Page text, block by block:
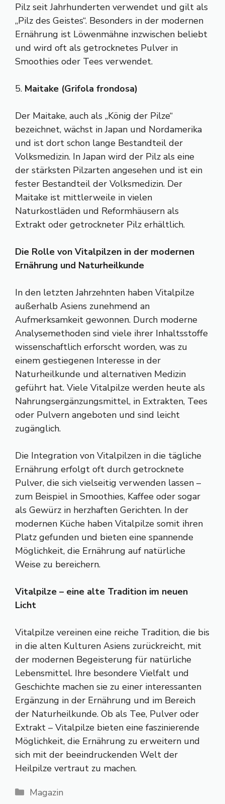
Pilz seit Jahrhunderten verwendet und gilt als
„Pilz des Geistes“. Besonders in der modernen
Ernährung ist Löwenmähne inzwischen beliebt
und wird oft als getrocknetes Pulver in
Smoothies oder Tees verwendet.
5. Maitake (Grifola frondosa)
Der Maitake, auch als „König der Pilze“
bezeichnet, wächst in Japan und Nordamerika
und ist dort schon lange Bestandteil der
Volksmedizin. In Japan wird der Pilz als eine
der stärksten Pilzarten angesehen und ist ein
fester Bestandteil der Volksmedizin. Der
Maitake ist mittlerweile in vielen
Naturkostläden und Reformhäusern als
Extrakt oder getrockneter Pilz erhältlich.
Die Rolle von Vitalpilzen in der modernen
Ernährung und Naturheilkunde
In den letzten Jahrzehnten haben Vitalpilze
außerhalb Asiens zunehmend an
Aufmerksamkeit gewonnen. Durch moderne
Analysemethoden sind viele ihrer Inhaltsstoffe
wissenschaftlich erforscht worden, was zu
einem gestiegenen Interesse in der
Naturheilkunde und alternativen Medizin
geführt hat. Viele Vitalpilze werden heute als
Nahrungsergänzungsmittel, in Extrakten, Tees
oder Pulvern angeboten und sind leicht
zugänglich.
Die Integration von Vitalpilzen in die tägliche
Ernährung erfolgt oft durch getrocknete
Pulver, die sich vielseitig verwenden lassen –
zum Beispiel in Smoothies, Kaffee oder sogar
als Gewürz in herzhaften Gerichten. In der
modernen Küche haben Vitalpilze somit ihren
Platz gefunden und bieten eine spannende
Möglichkeit, die Ernährung auf natürliche
Weise zu bereichern.
Vitalpilze – eine alte Tradition im neuen
Licht
Vitalpilze vereinen eine reiche Tradition, die bis
in die alten Kulturen Asiens zurückreicht, mit
der modernen Begeisterung für natürliche
Lebensmittel. Ihre besondere Vielfalt und
Geschichte machen sie zu einer interessanten
Ergänzung in der Ernährung und im Bereich
der Naturheilkunde. Ob als Tee, Pulver oder
Extrakt – Vitalpilze bieten eine faszinierende
Möglichkeit, die Ernährung zu erweitern und
sich mit der beeindruckenden Welt der
Heilpilze vertraut zu machen.
Kategorien
Magazin